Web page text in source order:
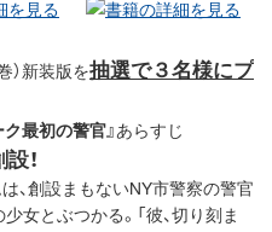
）新装版を抽選で３名様にプ
最初の警官』あらすじ
！
、創設まもないNY市警察の警官
女とぶつかる。「彼、切り刻ま